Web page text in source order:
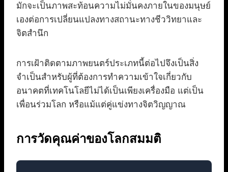
มักจะเป็นภาพสะท้อนความไม่มั่นคงภายในของมนุษย์
เองต่อการเปลี่ยนแปลงทางสถานะทางชีววิทยาและ
จิตสำนึก
การเฝ้าติดตามภาพยนตร์ประเภทนี้ต่อไปจึงเป็นสิ่ง
จำเป็นสำหรับผู้ที่ต้องการทำความเข้าใจเกี่ยวกับ
อนาคตที่เทคโนโลยีไม่ได้เป็นเพียงเครื่องมือ แต่เป็น
เพื่อนร่วมโลก หรือแม้แต่คู่แข่งทางจิตวิญญาณ
การวัดคุณค่าของโลกสมมติ